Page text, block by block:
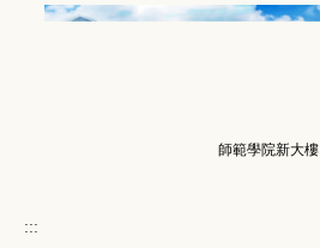
師範學院新大樓
:::